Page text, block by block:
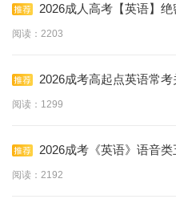
2026成人高考【英语】
阅读：2203
2026成考高起点英语常
阅读：1299
2026成考《英语》语音
阅读：2192